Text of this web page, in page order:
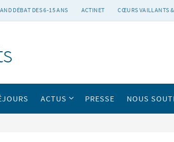
DÉBAT DES 6-15 ANS ACTINET CŒURS VAILLANTS
ACTUS PRESSE NOUS